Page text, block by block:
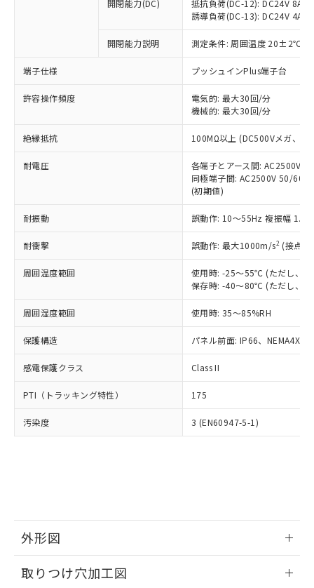
開閉能力(DC)
抵抗負荷(DC-12): DC24V 8A/
誘導負荷(DC-13): DC24V 4A/
開閉能力説明 測定条件: 周囲温度 20±2℃、
端子仕様 プッシュインPlus端子台
許容操作頻度
電気的: 最大30回/分
機械的: 最大30回/分
絶縁抵抗 100MΩ以上 (DC500Vメガ、点
耐電圧
各端子とアース間: AC2500V
同極端子間: AC2500V 50/
(初期値)
耐振動 誤動作: 10～55Hz 複振幅
耐衝撃 誤動作: 最大1000m/s2 (接点
周囲温度範囲
使用時: -25～55℃ (ただし、氷
保存時: -40～80℃ (ただし、氷
周囲湿度範囲 使用時: 35～85%RH
保護構造 パネル前面: IP66、NEMA4X,
感電保護クラス Class II
PTI（トラッキング特性） 175
汚染度 3 (EN60947-5-1)
外形図
取りつけ穴加工図
ことをご了承ください。
在庫状況および標準価格照会結果は、
記載している更新日時点での社内デー
タに基づき作成されるものであり、閲
覧された時点での実際の在庫および標
準価格とは異なる場合があることをご
正式な納期状況および標準価格はお客
様のお取引先、またはお客様担当のオ
ムロン制御機器販売店・当社販売員に
オムロン制御機器販売店や当社販売拠
販売ネットワーク
」をご確認
在庫状況および標準価格結果を当社の
事前の承諾なく第三者に漏洩または開
示しないようお願いします。
マイパーツ機能（部品リスト作成サー
ビス）をご利用いただくには、I-Web
メンバーズにご登録されている必要が
お客様が当ウェブサイト上で当社にご
登録された部品リストについて、当社
および当社の共同利用者が、当社の製
品・サービスに関するお客様との取
引・商談に必要な範囲で利用すること
をご了承ください。
※当社の共同利用者とは、"個人情報
の「1.共同利
用者の範囲」に記載されている法人を
むを得ず変更することがあります。
*EU RoHS指令（10物質）：
鉛(Pb) 1000ppm以下、 水銀(Hg) 1000ppm以下、 カド
ミウム(Cd) 100ppm以下、
六価クロム(Cr(Ⅵ)) 1000ppm以下、ポリ臭化ビフェニル
類(PBB) 1000ppm以下、ポリ臭化ジフェニルエーテル類
(PBDE) 1000ppm以下、フタル酸ビス(2-エチルヘキシ
ル) (DEHP)(別名：DOP) 1000ppm以下、フタル酸ブチ
(DIBP) 1000ppm以下
但し、RoHS指令で産業用監視および制御機器に対する
フタル酸エステル類の４物質については閾値を超える意
図的な使用がないことを確認しています。
部品在庫の切り替え状況などにより、予定
月が前後することがあります。
※3 非含有証明書ダウンロード
下記の非含有証明書をダウンロードするこ
とができます。
EU RoHS指令（10物質）の非含有証明書
51物質の非含有証明書（当社基準）
※本証明書は発行日時点で非含有を証明す
欄に対応日を記載しておりました。
既に当社にて対応品への在庫切替を完了
り、2022年1月12日より割愛しておりま
す。
「－」：未確認です。当社販売部門へお問
*中国RoHS10物質の基準値 (GB/T26572)：
Pb(鉛) :1000ppm、 Hg(水銀) : 1000ppm、 Cd(カドミウ
ニル類) : 1000ppm、 PBDEs(ポリ臭化ジフェニルエーテ
DBP(フタル酸ジブチル) : 1000ppm、 DIBP(フタル酸ジ
イソブチル) : 1000ppm、 BBP(フタル酸ブチルベンジ
ル) : 1000ppm、
DEHP(フタル酸ビス(2-エチルヘキシル)) : 1000ppm
「ｅ」：有害物質（10物質）のすべてが基
準値以下であることを示します。
「10」：通常の使用状況下において有害物
質が外部に漏えいし、環境に深刻な影響を
及ぼさない年数を意味します。
「－」：未確認です。当社販売部門へお問
い合わせください。
当社は、これら貴社製品のうち、外国
為替および外国貿易法に定める商品
（以下｢規制貨物等」という）を輸出
または国外への提供する場合は、日本
国政府の輸出許可(または役務取引許
可)を取得するなどの必要な手続きを
当社は規制貨物を破棄する場合は、完
全に破砕するなど、違法に輸出されな
いよう必要な手段を講じます。
当社は貴社製品を、核兵器、ミサイ
ル、化学兵器、生物兵器またはその他
武器並びにこれらの製造装置等に一切
当社は、貴社製品を第三者に販売する
場合は、上記1、2および3の内容を当
該第三者に通知します。また当社は、
販売先および販売に係わる関係者が違
法に輸出するおそれがある場合は、取
り引きをいたしません。
○ 一定数以上の在庫あり
一定数には満たないが在庫あり
在庫なし(最新の在庫状況につ
いては、お客様のお取引先、ま
たはお客様担当のオムロン制御
機器販売店・当社販売員にご確
白
受注生産機種、また在庫状況の
情報を公開していない機種